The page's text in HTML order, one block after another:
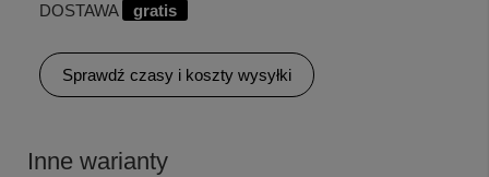
DOSTAWA gratis
Sprawdź czasy i koszty wysyłki
Inne warianty